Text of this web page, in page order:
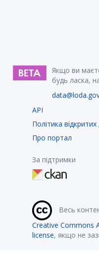
Якщо ви
будь ласка,
API
Політика
Про портал
За підтримки
Весь
Creative Commons
license, якщо не